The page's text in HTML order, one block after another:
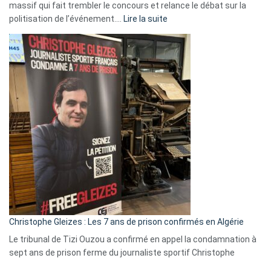
massif qui fait trembler le concours et relance le débat sur la
politisation de l’événement.… Lire la suite
Eurovision
2026
:
Pays-
Bas,
Espagne,
Irlande
et
Slovénie
rejettent
la
présence
d’Israël
Christophe Gleizes : Les 7 ans de prison confirmés en Algérie
Le tribunal de Tizi Ouzou a confirmé en appel la condamnation à
sept ans de prison ferme du journaliste sportif Christophe